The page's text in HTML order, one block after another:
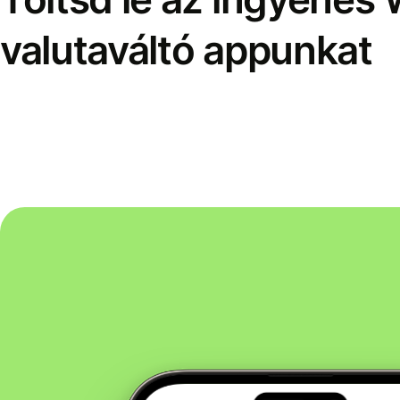
valutaváltó appunkat